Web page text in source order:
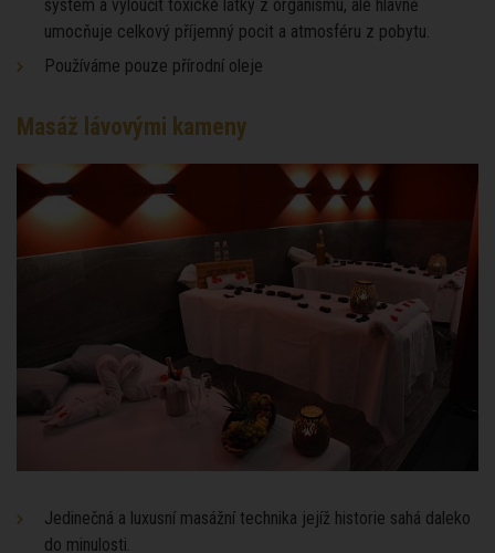
systém a vyloučit toxické látky z organismu, ale hlavně
umocňuje celkový příjemný pocit a atmosféru z pobytu.
Používáme pouze přírodní oleje
Masáž lávovými kameny
Jedinečná a luxusní masážní technika jejíž historie sahá daleko
do minulosti.